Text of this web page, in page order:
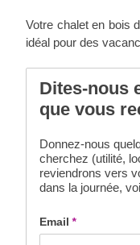
Votre chalet en bois
idéal pour des
Dites-nous
que vous
Donnez-nous
cherchez (utilité,
reviendrons vers
dans la journée,
Email *